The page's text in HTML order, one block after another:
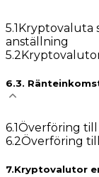
5.1Kryptovaluta
anställning
5.2
6.3.
6.1Överföring
6.2Överföring
7.Kryptovalutor